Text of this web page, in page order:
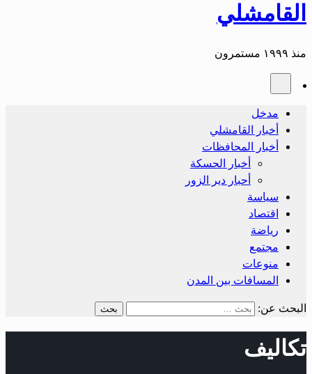
القامشلي
منذ ١٩٩٩ مستمرون
مدخل
أخبار القامشلي
أخبار المحافظات
أخبار الحسكة
أحبار دير الزور
سياسة
اقتصاد
رياضة
مجتمع
منوعات
المسافات بين المدن
البحث عن:
تكاليف